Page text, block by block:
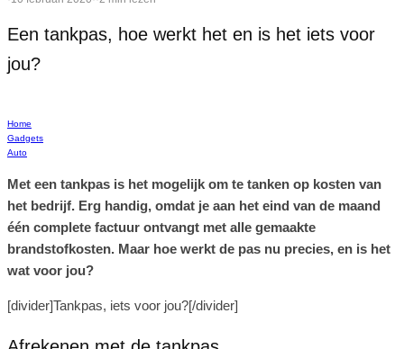
Een tankpas, hoe werkt het en is het iets voor
jou?
Home
Gadgets
Auto
Met een tankpas is het mogelijk om te tanken op kosten van
het bedrijf. Erg handig, omdat je aan het eind van de maand
één complete factuur ontvangt met alle gemaakte
brandstofkosten. Maar hoe werkt de pas nu precies, en is het
wat voor jou?
[divider]Tankpas, iets voor jou?[/divider]